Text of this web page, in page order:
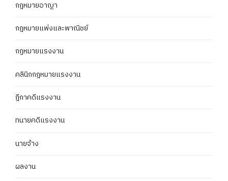
กฎหมายอาญา
กฎหมายแพ่งและพาณิชย์
กฏหมายแรงงาน
คลินิกกฎหมายแรงงาน
ฎีกาคดีแรงงาน
ทนายคดีแรงงาน
นายจ้าง
ผลงาน